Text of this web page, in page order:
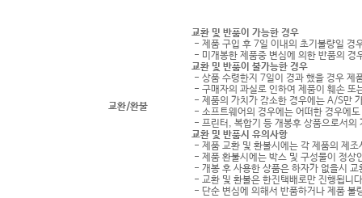
교환/환불
교환 및 반품이 가능한 경우
- 제품 구입 후 7일 이내의 초기불량일 경
- 미개봉한 제품중 변심에 의한 반품의 경
교환 및 반품이 불가능한 경우
- 상품 수령한지 7일이 경과 했을 경우 제
- 구매자의 과실로 인하여 제품이 훼손 또
- 제품의 가치가 감소한 경우에는 A/S만
- 소프트웨어의 경우에는 어떠한 경우에
- 프린터, 복합기 등 개봉후 상품으로서의
교환 및 반품시 유의사항
- 제품 교환 및 환불시에는 각 제품의 제
- 제품 환불시에는 박스 및 구성물이 정상
- 개봉 후 사용한 상품은 하자가 없을시
- 교환 및 환불은 한진택배로만 진행됩니
- 단순 변심에 의해서 반품하거나 제품